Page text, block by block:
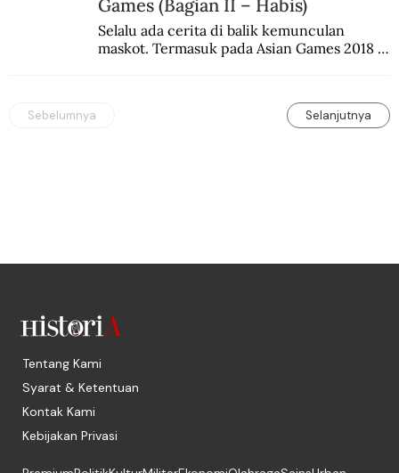
Games (Bagian II – Habis)
Selalu ada cerita di balik kemunculan
maskot. Termasuk pada Asian Games 2018
Sebelumnya Selanjutnya
Tentang Kami
Syarat & Ketentuan
Kontak Kami
Kebijakan Privasi